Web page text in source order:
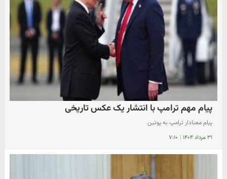
پیام مهم ترامپ با انتشار یک عکس تاریخی
پیام معنادار ترامپ به پوتین
۳۱ مرداد ۱۴۰۴ | ۷:۱۰